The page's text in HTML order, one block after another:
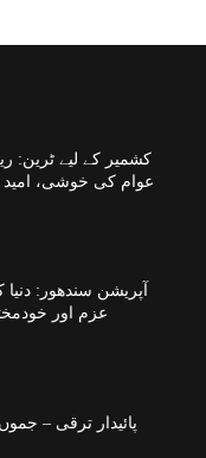
کشمیر کے لیے ٹرین:
عوام کی خوشی، امید
آپریشن سندھور: دنیا
عزم اور
پائیدار ترقی –